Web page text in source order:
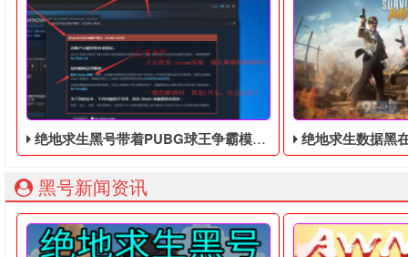
绝地求生黑号： 质保时间内找回换号！ 绝地求生白号： 四无
2036年，世界上
绝地求生黑号带着PUBG球王争霸模式来了 绝地求生数据黑在中文CM公开，游戏于8月
黑号新闻资讯